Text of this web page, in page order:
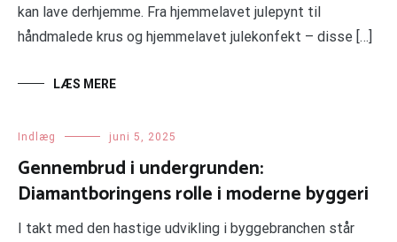
kan lave derhjemme. Fra hjemmelavet julepynt til
håndmalede krus og hjemmelavet julekonfekt – disse […]
LÆS MERE
Indlæg juni 5, 2025
Gennembrud i undergrunden:
Diamantboringens rolle i moderne byggeri
I takt med den hastige udvikling i byggebranchen står